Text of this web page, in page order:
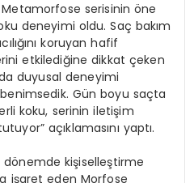
serisinin öne
deneyimi oldu. Saç bakım
koruyan hafif
etkilediğine dikkat çeken
duyusal deneyimi
Gün boyu saçta
koku, serinin iletişim
açıklamasını yaptı.
kişiselleştirme
işaret eden Morfose